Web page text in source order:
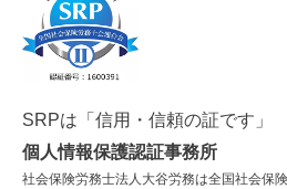
SRPは「信用・信頼の証です」
個人情報保護認証事務所
社会保険労務士法人大谷労務は全国社会保